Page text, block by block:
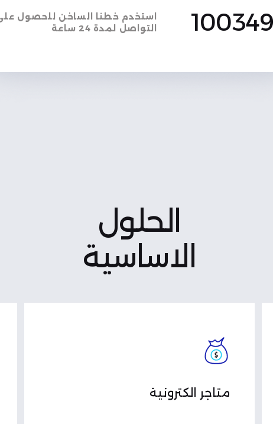
استخدم خطنا الساخن للحصول
التواصل لمدة 24 ساعة
الحلول
الاساسية
متاجر الكترونية